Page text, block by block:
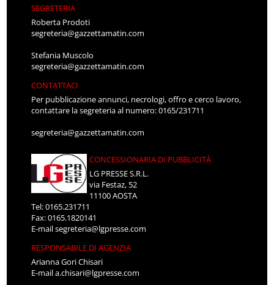
SEGRETERIA
Roberta Prodoti
segreteria@gazzettamatin.com
Stefania Muscolo
segreteria@gazzettamatin.com
CONTATTACI
Per pubblicazione annunci, necrologi, offro e cerco lavoro,
contattare la segreteria al numero: 0165/231711
segreteria@gazzettamatin.com
CONCESSIONARIA DI PUBBLICITÀ
LG PRESSE S.R.L.
via Festaz, 52
11100 AOSTA
Tel: 0165.231711
Fax: 0165.1820141
E-mailsegreteria@lgpresse.com
RESPONSABILE DI AGENZIA
Arianna Gori Chisari
E-maila.chisari@lgpresse.com